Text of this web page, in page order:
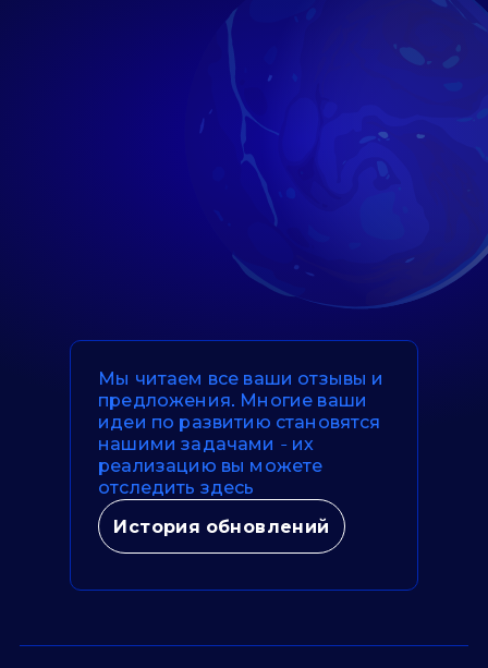
Мы читаем все ваши отзывы и
предложения. Многие ваши
идеи по развитию становятся
нашими задачами - их
реализацию вы можете
отследить здесь
История обновлений